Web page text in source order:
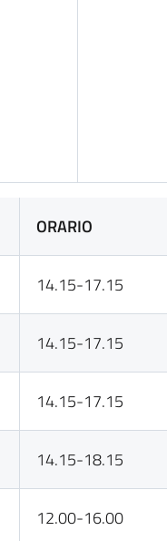
ORARIO
14.15-17.15
14.15-17.15
14.15-17.15
14.15-18.15
12.00-16.00